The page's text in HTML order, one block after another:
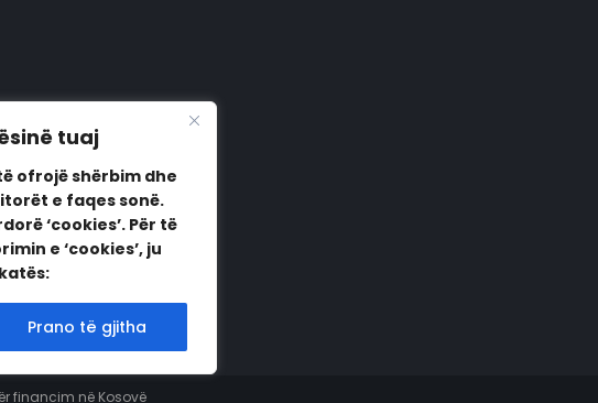
tuaj
ofrojë shërbim dhe
e faqes sonë.
‘cookies’. Për të
e ‘cookies’, ju
Prano të gjitha
financim në Kosovë